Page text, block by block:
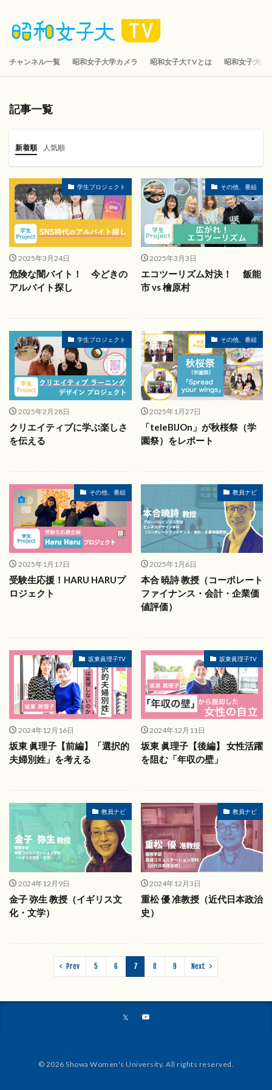
チャンネル一覧 昭和女子大学カメラ 昭和女子大TVとは 昭和女子大TV
記事一覧
新着順 人気順
学生プロジェクト
2025年3月24日
危険な闇バイト！ 今どきの
アルバイト探し
その他、番組
2025年3月3日
エコツーリズム対決！ 飯能
市 vs 檜原村
学生プロジェクト
2025年2月28日
クリエイティブに学ぶ楽しさ
を伝える
その他、番組
2025年1月27日
「teleBIJOn」が秋桜祭（学
園祭）をレポート
その他、番組
2025年1月17日
受験生応援！HARU HARUプ
ロジェクト
教員ナビ
2025年1月6日
本合 暁詩 教授（コーポレート
ファイナンス・会計・企業価
値評価）
坂東眞理子TV
2024年12月16日
坂東 眞理子【前編】「選択的
夫婦別姓」を考える
坂東眞理子TV
2024年12月11日
坂東 眞理子【後編】 女性活躍
を阻む「年収の壁」
教員ナビ
2024年12月9日
金子 弥生 教授（イギリス文
化・文学）
教員ナビ
2024年12月3日
重松 優 准教授（近代日本政治
史）
Prev 5 6 7 8 9 Next
© 2026 Showa Women's University. All rights reserved.